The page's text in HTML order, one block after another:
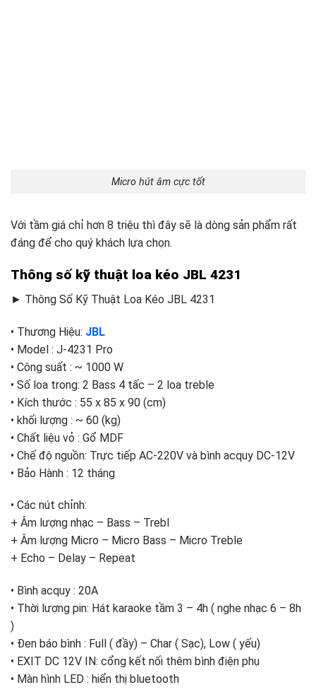
Micro hút âm cực tốt
Với tầm giá chỉ hơn 8 triệu thì đây sẽ là dòng sản phẩm rất
đáng để cho quý khách lựa chọn.
Thông số kỹ thuật loa kéo JBL 4231
► Thông Số Kỹ Thuật Loa Kéo JBL 4231
• Thương Hiệu: JBL
• Model : J-4231 Pro
• Công suất : ~ 1000 W
• Số loa trong: 2 Bass 4 tấc – 2 loa treble
• Kích thước : 55 x 85 x 90 (cm)
• khối lượng : ~ 60 (kg)
• Chất liệu vỏ : Gổ MDF
• Chế độ nguồn: Trực tiếp AC-220V và bình acquy DC-12V
• Bảo Hành : 12 tháng
• Các nút chỉnh:
+ Âm lượng nhạc – Bass – Trebl
+ Âm lượng Micro – Micro Bass – Micro Treble
+ Echo – Delay – Repeat
• Bình acquy : 20A
• Thời lượng pin: Hát karaoke tầm 3 – 4h ( nghe nhạc 6 – 8h
)
• Đen báo bình : Full ( đầy) – Char ( Sạc), Low ( yếu)
• EXIT DC 12V IN: cổng kết nối thêm bình điện phụ
• Màn hình LED : hiển thị bluetooth